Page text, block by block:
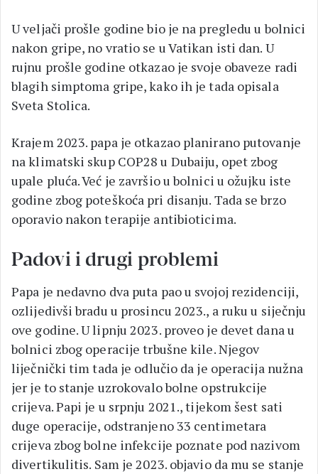
U veljači prošle godine bio je na pregledu u bolnici
nakon gripe, no vratio se u Vatikan isti dan. U
rujnu prošle godine otkazao je svoje obaveze radi
blagih simptoma gripe, kako ih je tada opisala
Sveta Stolica.
Krajem 2023. papa je otkazao planirano putovanje
na klimatski skup COP28 u Dubaiju, opet zbog
upale pluća. Već je završio u bolnici u ožujku iste
godine zbog poteškoća pri disanju. Tada se brzo
oporavio nakon terapije antibioticima.
Padovi i drugi problemi
Papa je nedavno dva puta pao u svojoj rezidenciji,
ozlijedivši bradu u prosincu 2023., a ruku u siječnju
ove godine. U lipnju 2023. proveo je devet dana u
bolnici zbog operacije trbušne kile. Njegov
liječnički tim tada je odlučio da je operacija nužna
jer je to stanje uzrokovalo bolne opstrukcije
crijeva. Papi je u srpnju 2021., tijekom šest sati
duge operacije, odstranjeno 33 centimetara
crijeva zbog bolne infekcije poznate pod nazivom
divertikulitis. Sam je 2023. objavio da mu se stanje